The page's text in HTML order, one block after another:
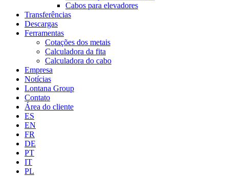
Cabos para elevadores
Transferências
Descargas
Ferramentas
Cotações dos metais
Calculadora da fita
Calculadora do cabo
Empresa
Notícias
Lontana Group
Contato
Área do cliente
ES
EN
FR
DE
PT
IT
PL